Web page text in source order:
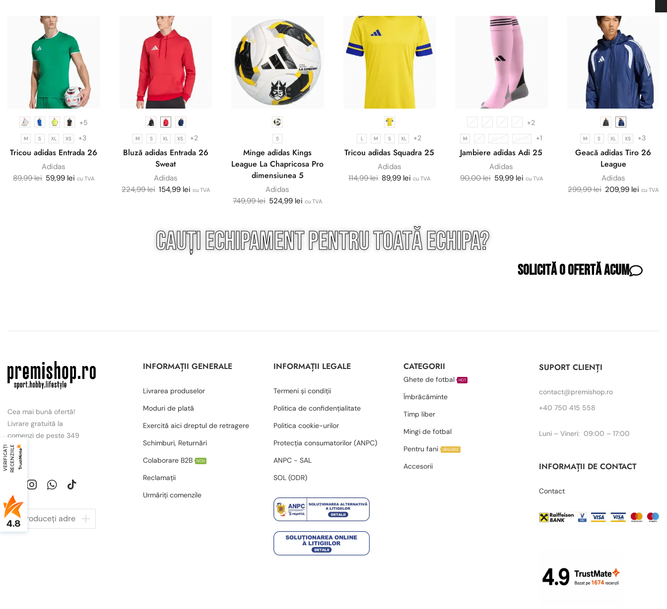
+5
M S XL XS +3
Tricou adidas Entrada 26
Adidas
89,99lei 59,99 lei cu TVA
M S XL XS +2
Bluză adidas Entrada 26
Sweat
Adidas
224,99lei 154,99 lei cu TVA
5
Minge adidas Kings
League La Chapricosa Pro
dimensiunea 5
Adidas
749,99lei 524,99 lei cu TVA
L M S XL +2
Tricou adidas Squadra 25
Adidas
114,99lei 89,99 lei cu TVA
+2
M XL 40-42 43-45 +1
Jambiere adidas Adi 25
Adidas
90,00lei 59,99 lei cu TVA
M S XL XS +3
Geacă adidas Tiro 26
League
Adidas
299,99lei 209,99 lei cu TVA
Cauți echipament pentrutoatăechipa?
Solicită o ofertă acum
Cea mai bună ofertă!
Livrare gratuită la
comenzi de peste 349
lei.
INFORMAȚII GENERALE
Livrarea produselor
Moduri de plată
Exercită aici dreptul de retragere
Schimburi, Returnări
Colaborare B2B
NOU
Reclamații
Urmăriți comenzile
INFORMAȚII LEGALE
Termeni și condiții
Politica de confidențialitate
Politica cookie-urilor
Protecția consumatorilor (ANPC)
ANPC - SAL
SOL (ODR)
CATEGORII
Ghete de fotbal HOT
Îmbrăcăminte
Timp liber
Mingi de fotbal
Pentru fani
VÂNZARE
Accesorii
SUPORT CLIENȚI
contact@premishop.ro
+40 750 415 558
Luni – Vineri: 09:00 – 17:00
INFORMAȚII DE CONTACT
Contact
V
E
R
I
F
I
C
A
Ț
I
R
E
C
E
N
Z
I
I
LE
4.8